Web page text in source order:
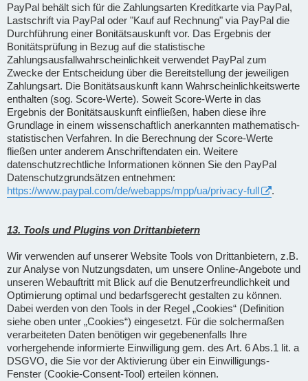
PayPal behält sich für die Zahlungsarten Kreditkarte via PayPal,
Lastschrift via PayPal oder "Kauf auf Rechnung" via PayPal die
Durchführung einer Bonitätsauskunft vor. Das Ergebnis der
Bonitätsprüfung in Bezug auf die statistische
Zahlungsausfallwahrscheinlichkeit verwendet PayPal zum
Zwecke der Entscheidung über die Bereitstellung der jeweiligen
Zahlungsart. Die Bonitätsauskunft kann Wahrscheinlichkeitswerte
enthalten (sog. Score-Werte). Soweit Score-Werte in das
Ergebnis der Bonitätsauskunft einfließen, haben diese ihre
Grundlage in einem wissenschaftlich anerkannten mathematisch-
statistischen Verfahren. In die Berechnung der Score-Werte
fließen unter anderem Anschriftendaten ein. Weitere
datenschutzrechtliche Informationen können Sie den PayPal
Datenschutzgrundsätzen entnehmen:
https://www.paypal.com/de/webapps/mpp/ua/privacy-full
.
13. Tools und Plugins von Drittanbietern
Wir verwenden auf unserer Website Tools von Drittanbietern, z.B.
zur Analyse von Nutzungsdaten, um unsere Online-Angebote und
unseren Webauftritt mit Blick auf die Benutzerfreundlichkeit und
Optimierung optimal und bedarfsgerecht gestalten zu können.
Dabei werden von den Tools in der Regel „Cookies“ (Definition
siehe oben unter „Cookies“) eingesetzt. Für die solchermaßen
verarbeiteten Daten benötigen wir gegebenenfalls Ihre
vorhergehende informierte Einwilligung gem. des Art. 6 Abs.1 lit. a
DSGVO, die Sie vor der Aktivierung über ein Einwilligungs-
Fenster (Cookie-Consent-Tool) erteilen können.